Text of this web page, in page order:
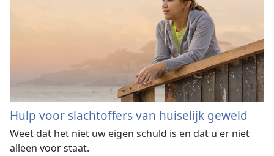
Hulp voor slachtoffers van huiselijk geweld
Weet dat het niet uw eigen schuld is en dat u er niet
alleen voor staat.